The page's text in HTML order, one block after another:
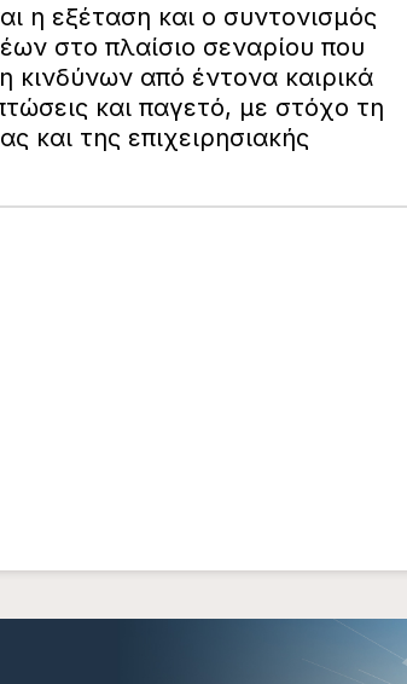
η εξέταση και ο συντονισμός
στο πλαίσιο σεναρίου που
κινδύνων από έντονα καιρικά
και παγετό, με στόχο τη
και της επιχειρησιακής